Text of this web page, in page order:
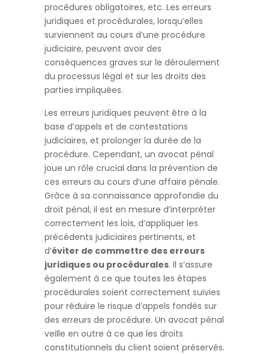
procédures obligatoires, etc. Les erreurs
juridiques et procédurales, lorsqu’elles
surviennent au cours d’une procédure
judiciaire, peuvent avoir des
conséquences graves sur le déroulement
du processus légal et sur les droits des
parties impliquées.
Les erreurs juridiques peuvent être à la
base d’appels et de contestations
judiciaires, et prolonger la durée de la
procédure. Cependant, un avocat pénal
joue un rôle crucial dans la prévention de
ces erreurs au cours d’une affaire pénale.
Grâce à sa connaissance approfondie du
droit pénal, il est en mesure d’interpréter
correctement les lois, d’appliquer les
précédents judiciaires pertinents, et
d’éviter de commettre des erreurs
juridiques ou procédurales. Il s’assure
également à ce que toutes les étapes
procédurales soient correctement suivies
pour réduire le risque d’appels fondés sur
des erreurs de procédure. Un avocat pénal
veille en outre à ce que les droits
constitutionnels du client soient préservés.